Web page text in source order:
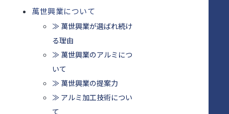
萬世興業について
≫ 萬世興業が選ばれ続け
る理由
≫ 萬世興業のアルミにつ
いて
≫ 萬世興業の提案力
≫ アルミ加工技術につい
て